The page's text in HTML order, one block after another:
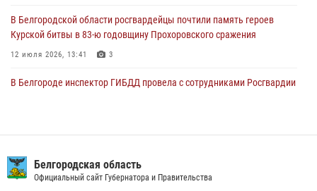
В Белгородской области росгвардейцы почтили память героев
Курской битвы в 83-ю годовщину Прохоровского сражения
12 июля 2026, 13:41 3
В Белгороде инспектор ГИБДД провела с сотрудниками Росгвардии
подготовке спецподразделения в эфире радио «России - Белгород»
22 июля 2026, 14:36
Белгородская область
Официальный сайт Губернатора и Правительства